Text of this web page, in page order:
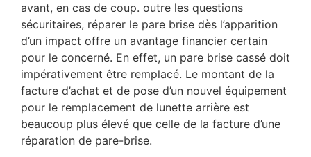
avant, en cas de coup. outre les questions
sécuritaires, réparer le pare brise dès l’apparition
d’un impact offre un avantage financier certain
pour le concerné. En effet, un pare brise cassé doit
impérativement être remplacé. Le montant de la
facture d’achat et de pose d’un nouvel équipement
pour le remplacement de lunette arrière est
beaucoup plus élevé que celle de la facture d’une
réparation de pare-brise.